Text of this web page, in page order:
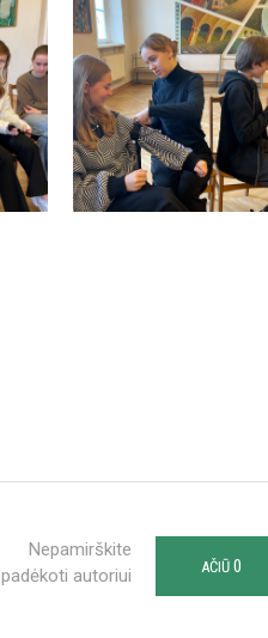
Nepamirškite
padėkoti autoriui
AČIŪ 0